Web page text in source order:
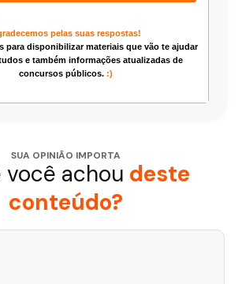
pelas suas respostas!
para disponibilizar materiais que vão te ajudar
e também informações atualizadas de
concursos públicos. :)
SUA OPINIÃO IMPORTA
você achou deste
conteúdo?